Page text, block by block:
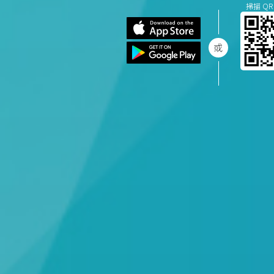
掃描